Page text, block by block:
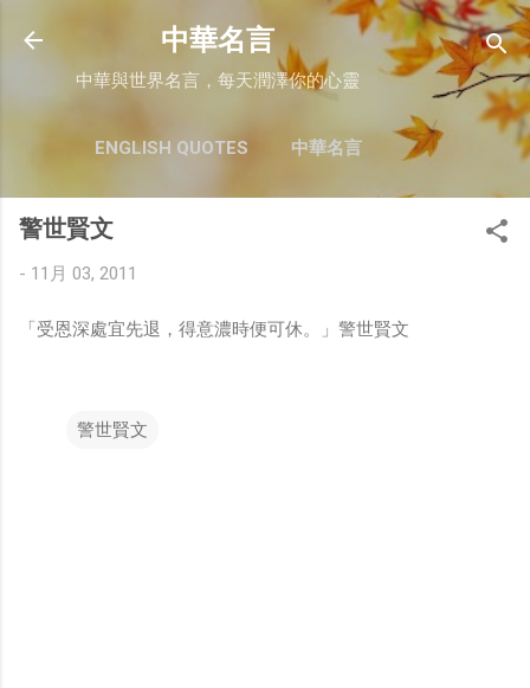
跳至主要內容
中華名言
中華與世界名言，每天潤澤你的心靈
ENGLISH QUOTES 中華名言
警世賢文
- 11月 03, 2011
「受恩深處宜先退，得意濃時便可休。」警世賢文
警世賢文